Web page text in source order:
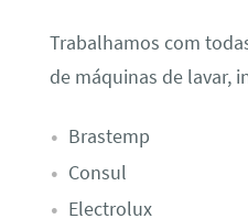
Trabalhamos com
de máquinas de lavar,
Brastemp
Consul
Electrolux